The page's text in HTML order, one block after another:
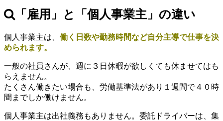
「雇用」と「個人事業主」の違い
個人事業主は、 働く日数や勤務時間など自分主導で仕事を決
められます。
一般の社員さんが、週に３日休暇が欲しくても休ませてはも
らえません。
たくさん働きたい場合も、労働基準法があり１週間で４０時
間までしか働けません。
個人事業主は出社義務もありません。委託ドライバーは、集